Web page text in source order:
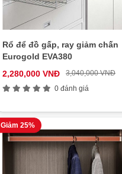
Rổ để đồ gấp, ray giảm chấn
Eurogold EVA380
2,280,000 VNĐ
3,040,000 VNĐ
0 đánh giá
Giảm 25%